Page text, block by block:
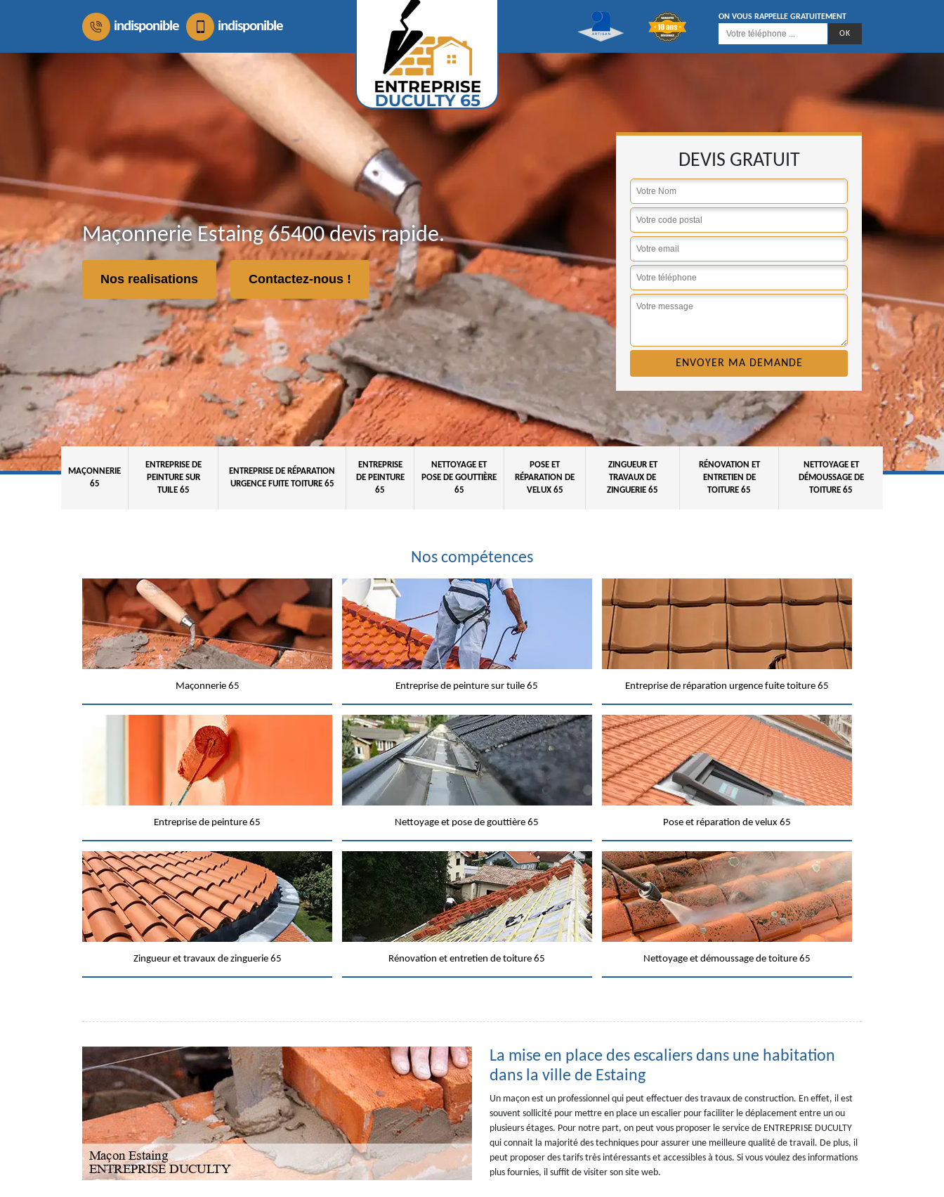
indisponible indisponible
ON VOUS RAPPELLE GRATUITEMENT
Maçonnerie Estaing 65400 devis rapide.
Nos realisations Contactez-nous !
DEVIS GRATUIT
MAÇONNERIE
65
ENTREPRISE DE
PEINTURE SUR
TUILE 65
ENTREPRISE DE RÉPARATION
URGENCE FUITE TOITURE 65
ENTREPRISE
DE PEINTURE
65
NETTOYAGE ET
POSE DE GOUTTIÈRE
65
POSE ET
RÉPARATION DE
VELUX 65
ZINGUEUR ET
TRAVAUX DE
ZINGUERIE 65
RÉNOVATION ET
ENTRETIEN DE
TOITURE 65
NETTOYAGE ET
DÉMOUSSAGE DE
TOITURE 65
Nos compétences
Maçonnerie 65 Entreprise de peinture sur tuile 65 Entreprise de réparation urgence fuite toiture 65
Entreprise de peinture 65 Nettoyage et pose de gouttière 65 Pose et réparation de velux 65
Zingueur et travaux de zinguerie 65 Rénovation et entretien de toiture 65 Nettoyage et démoussage de toiture 65
La mise en place des escaliers dans une habitation
dans la ville de Estaing
Un maçon est un professionnel qui peut effectuer des travaux de construction. En effet, il est
souvent sollicité pour mettre en place un escalier pour faciliter le déplacement entre un ou
plusieurs étages. Pour notre part, on peut vous proposer le service de ENTREPRISE DUCULTY
qui connait la majorité des techniques pour assurer une meilleure qualité de travail. De plus, il
peut proposer des tarifs très intéressants et accessibles à tous. Si vous voulez des informations
plus fournies, il suffit de visiter son site web.